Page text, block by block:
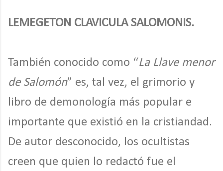
LEMEGETON CLAVICULA SALOMONIS.
También conocido como “La Llave menor
de Salomón” es, tal vez, el grimorio y
libro de demonología más popular e
importante que existió en la cristiandad.
De autor desconocido, los ocultistas
creen que quien lo redactó fue el